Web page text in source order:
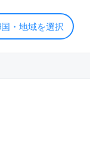
国・地域を選択